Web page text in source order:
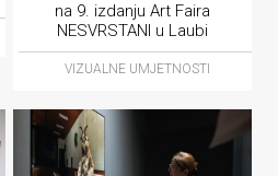
na 9. izdanju Art Faira
NESVRSTANI u Laubi
VIZUALNE UMJETNOSTI